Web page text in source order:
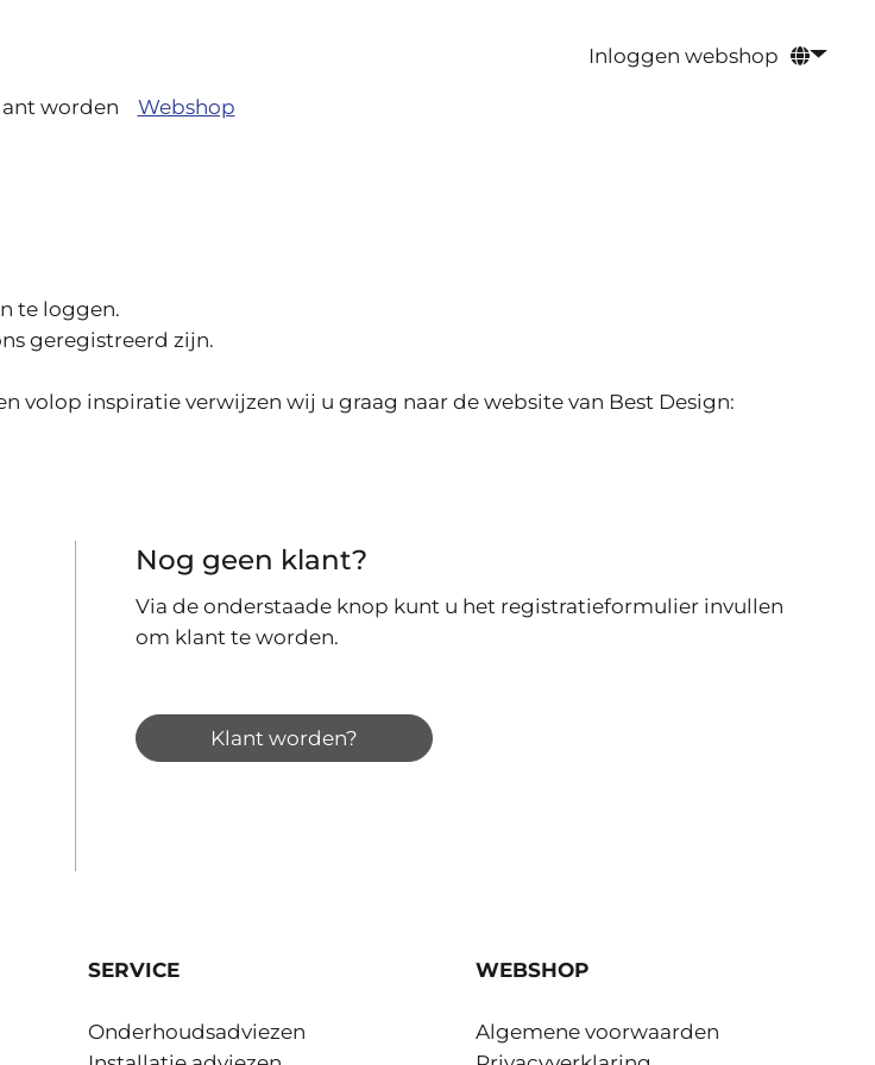
Inloggen webshop
worden Webshop
te loggen.
geregistreerd zijn.
inspiratie verwijzen wij u graag naar de website van Best Design:
Nog geen klant?
Via de onderstaade knop kunt u het registratieformulier invullen
om klant te worden.
Klant worden?
SERVICE
Onderhoudsadviezen
WEBSHOP
Algemene voorwaarden